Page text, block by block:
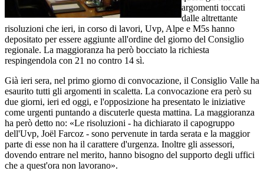
argomenti toccati
dalle altrettante
risoluzioni che ieri, in corso di lavori, Uvp, Alpe e M5s hanno
depositato per essere aggiunte all'ordine del giorno del Consiglio
regionale. La maggioranza ha però bocciato la richiesta
respingendola con 21 no contro 14 sì.
Già ieri sera, nel primo giorno di convocazione, il Consiglio Valle ha
esaurito tutti gli argomenti in scaletta. La convocazione era però su
due giorni, ieri ed oggi, e l'opposizione ha presentato le iniziative
come urgenti puntando a discuterle questa mattina. La maggioranza
ha però detto no: «Le risoluzioni - ha dichiarato il capogruppo
dell'Uvp, Joël Farcoz - sono pervenute in tarda serata e la maggior
parte di esse non ha il carattere d'urgenza. Inoltre gli assessori,
dovendo entrare nel merito, hanno bisogno del supporto degli uffici
che a quest'ora non lavorano».